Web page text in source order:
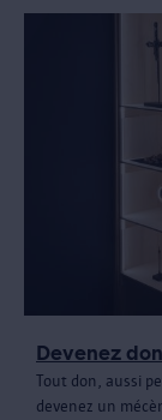
Devenez
Tout don, aussi
devenez un